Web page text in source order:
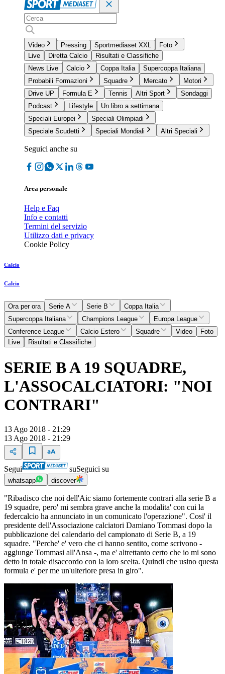
Video Pressing Sportmediaset XXL
Foto
Live
Diretta Calcio
Risultati e Classifiche
News Live
Calcio Coppa Italia
Supercoppa Italiana
Probabili Formazioni
Squadre Mercato
Motori
Drive UP
Formula E Tennis Altri Sport
Sondaggi
Podcast
Lifestyle
Un libro a settimana
Speciali Europei
Speciali Olimpiadi
Speciale Scudetti
Speciali Mondiali Altri Speciali
Seguici anche su
Area personale
Help e Faq
Info e contatti
Termini del servizio
Utilizzo dati e privacy
Cookie Policy
Calcio
Calcio
Ora per ora Serie A Serie B
Coppa Italia
Supercoppa Italiana
Champions League
Europa League
Conference League
Calcio Estero Squadre Video
Foto
Live
Risultati e Classifiche
SERIE B A 19 SQUADRE,
L'ASSOCALCIATORI: "NOI
CONTRARI"
13 Ago 2018 - 21:29
13 Ago 2018 - 21:29
Segui suSeguici su
whatsapp discover
"Ribadisco che noi dell'Aic siamo fortemente contrari alla serie B a
19 squadre, pero' mi sembra grave anche la modalita' con cui la
federcalcio ha annunciato in un comunicato l'operazione". Cosi' il
presidente dell'Associazione calciatori Damiano Tommasi dopo la
pubblicazione del calendario del campionato di Serie B, a 19
squadre. "Perche' e' vero che ci hanno sentito, come scrivono -
aggiunge Tommasi all'Ansa -, ma e' altrettanto certo che io mi sono
detto in totale disaccordo con la loro scelta. Quindi che usino questa
formula e' per me un'ulteriore presa in giro".